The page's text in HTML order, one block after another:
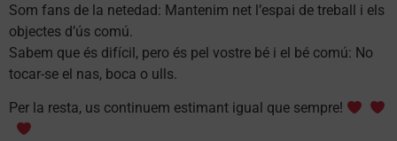
Som fans de la netedad: Mantenim net l’espai de treball i els
objectes d’ús comú.
Sabem que és difícil, pero és pel vostre bé i el bé comú: No
tocar-se el nas, boca o ulls.
Per la resta, us continuem estimant igual que sempre!